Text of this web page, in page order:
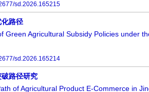
sd.2026.165215
路径
Green Agricultural Subsidy Policies under
sd.2026.165214
路径研究
of Agricultural Product E-Commerce in